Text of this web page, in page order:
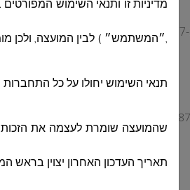
מדיניות זו ותנאי השימוש
,״המשתמש״ ) לבין המועצה, ולכן
תנאי השימוש יחולו על כל
שהמועצה שומרת לעצמה את הזכות
תאריך העדכון האחרון יצוין בראש